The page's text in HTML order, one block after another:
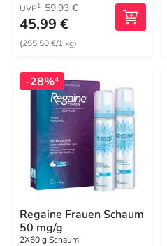
UVP1 59,93 €
45,99 €
(255,50 €/1 kg)
-28%4
Regaine Frauen Schaum
50 mg/g
2X60 g Schaum